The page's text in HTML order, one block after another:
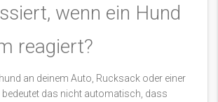
wenn ein Hund
reagiert?
an deinem Auto, Rucksack oder einer
bedeutet das nicht automatisch, dass